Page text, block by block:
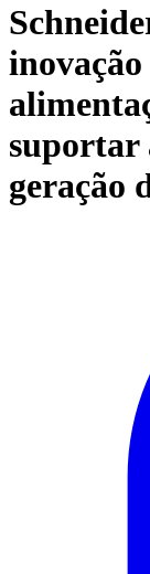
inovação
suportar
geração